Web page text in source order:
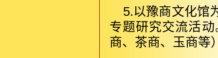
5.以豫商文化馆
专题研究交流活
商、茶商、玉商等